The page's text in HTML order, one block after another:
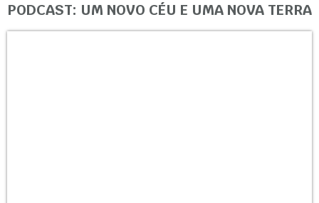
PODCAST: UM NOVO CÉU E UMA NOVA TERRA